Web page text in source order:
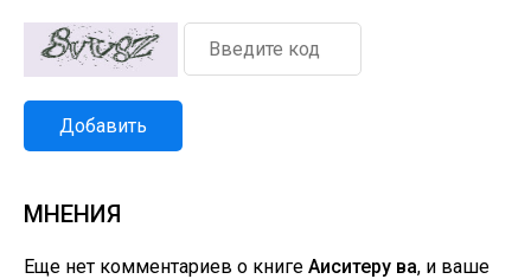
Добавить
МНЕНИЯ
Еще нет комментариев о книге Аиситеру ва, и ваше